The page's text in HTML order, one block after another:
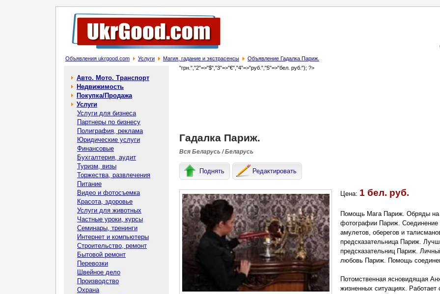
Объявления ukrgood.com Услуги Магия, гадание и экстрасенсы Объявление Гадалка Париж.
Авто. Мото. Транспорт
Недвижимость
Покупка/Продажа
Услуги
Услуги для бизнеса
Партнеры по бизнесу
Полиграфия, реклама
Юридические услуги
Финансовые
Бухгалтерия, аудит
Туризм, визы
Торжества, развлечения
Питание
Видео и фотосъемка
Красота, здоровье
Услуги для животных
Частные уроки, курсы
Семинары, тренинги
Интернет и компьютеры
Строительство, ремонт
Бытовой ремонт
Перевозки
Швейное дело
Производство
Охрана
"грн.","2"=>"$","3"=>"€","4"=>"руб.","5"=>"бел. руб."); ?>
Гадалка Париж.
Вся Беларусь / Беларусь
Поднять Редактировать
Цена: 1 бел. руб.
Помощь Мага Париж. Обряды на
фотографии Париж.
амулетов, оберегов и
предсказательница Париж.
предсказательниц Париж.
любовь Париж. Помощь
Потомственная ясновидящая
жизненных ситуациях.